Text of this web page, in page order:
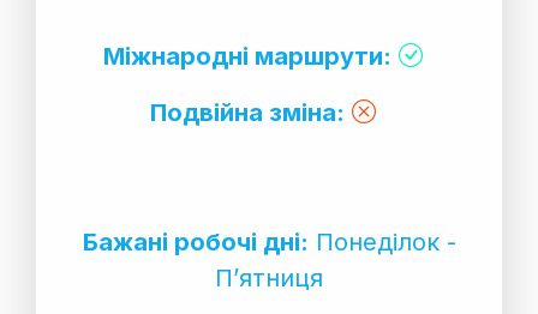
Міжнародні маршрути:
Подвійна зміна:
Бажані робочі дні: Понеділок -
П’ятниця